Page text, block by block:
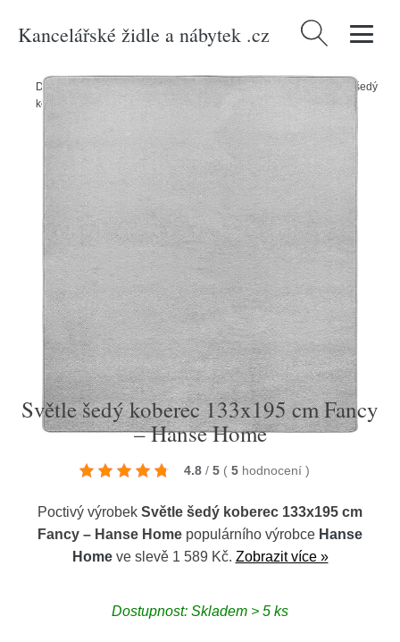
Kancelářské židle a nábytek .cz Vyhledávání
Domů / Produkty / > Textil > Koberce a rohožky > Koberce/ Světle šedý
koberec 133x195 cm Fancy – Hanse Home
Světle šedý koberec 133x195 cm Fancy
– Hanse Home
4.8 / 5 ( 5 hodnocení )
Poctivý výrobek Světle šedý koberec 133x195 cm
Fancy – Hanse Home populárního výrobce Hanse
Homeve slevě 1 589 Kč. Zobrazit více »
Dostupnost: Skladem > 5 ks